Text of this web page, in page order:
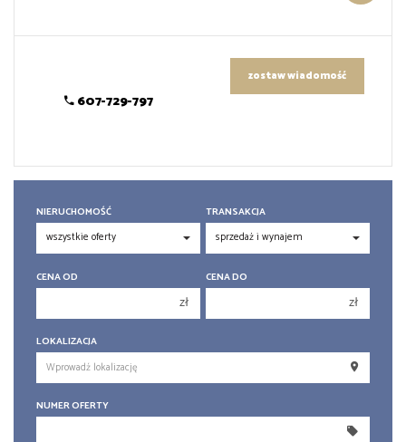
607-729-797
zostaw wiadomość
NIERUCHOMOŚĆ TRANSAKCJA
CENA OD
zł
250 000 zł
300 000 zł
CENA DO
zł
250 000 zł
LOKALIZACJA
NUMER OFERTY